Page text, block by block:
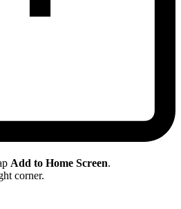
Add to Home Screen.
corner.